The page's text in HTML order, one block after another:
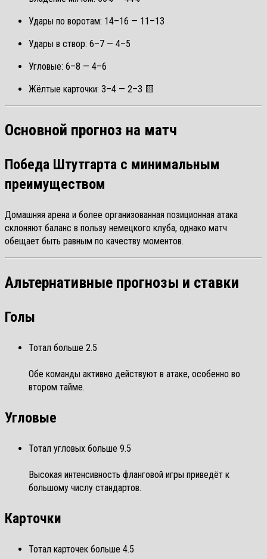
Удары по воротам: 14–16 — 11–13
Удары в створ: 6–7 — 4–5
Угловые: 6–8 — 4–6
Жёлтые карточки: 3–4 — 2–3 🟨
Основной прогноз на матч
Победа Штутгарта с минимальным
преимуществом
Домашняя арена и более организованная позиционная атака
склоняют баланс в пользу немецкого клуба, однако матч
обещает быть равным по качеству моментов.
Альтернативные прогнозы и ставки
Голы
Тотал больше 2.5
Обе команды активно действуют в атаке, особенно во
втором тайме.
Угловые
Тотал угловых больше 9.5
Высокая интенсивность фланговой игры приведёт к
большому числу стандартов.
Карточки
Тотал карточек больше 4.5